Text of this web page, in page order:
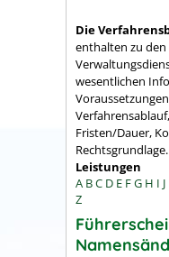
Die
enthalten zu
wesentlichen
Fristen/Dauer,
Rechtsgrundlage.
Leistungen
A BC D E FG H I J
Z